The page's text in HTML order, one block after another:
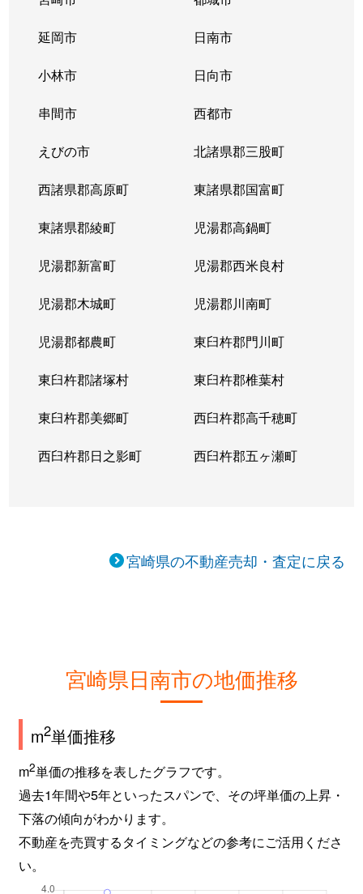
延岡市 日南市
小林市 日向市
串間市 西都市
えびの市 北諸県郡三股町
西諸県郡高原町 東諸県郡国富町
東諸県郡綾町 児湯郡高鍋町
児湯郡新富町 児湯郡西米良村
児湯郡木城町 児湯郡川南町
児湯郡都農町 東臼杵郡門川町
東臼杵郡諸塚村 東臼杵郡椎葉村
東臼杵郡美郷町 西臼杵郡高千穂町
西臼杵郡日之影町 西臼杵郡五ヶ瀬町
宮崎県の不動産売却・査定に戻る
宮崎県日南市の地価推移
m2単価推移
m2単価の推移を表したグラフです。
過去1年間や5年といったスパンで、その坪単価の上昇・
下落の傾向がわかります。
不動産を売買するタイミングなどの参考にご活用くださ
い。